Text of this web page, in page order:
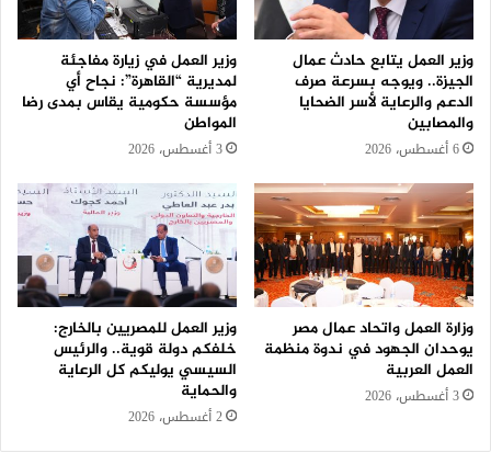
وزير العمل يتابع حادث عمال
الجيزة.. ويوجه بسرعة صرف
الدعم والرعاية لأسر الضحايا
والمصابين
6 أغسطس، 2026
وزير العمل في زيارة مفاجئة
لمديرية “القاهرة”: نجاح أي
مؤسسة حكومية يقاس بمدى رضا
المواطن
3 أغسطس، 2026
وزارة العمل واتحاد عمال مصر
يوحدان الجهود في ندوة منظمة
العمل العربية
3 أغسطس، 2026
وزير العمل للمصريين بالخارج:
خلفكم دولة قوية.. والرئيس
السيسي يوليكم كل الرعاية
والحماية
2 أغسطس، 2026